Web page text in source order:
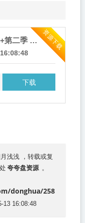
资源下载
《Fate/Zero》第一季+第二季 夸克网盘下载
下载
浅浅 ，转载或复
夸夸盘资源 。
donghua/258
13 16:08:48